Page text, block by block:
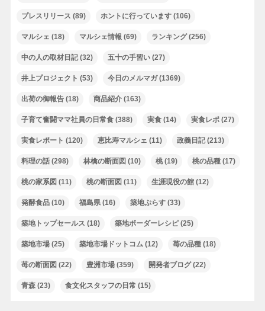
プレスリリース (89) ホントに行っています(106)
マルシェ (18) マルシェ情報 (69) ランキング(256)
中の人の取材日記(32) 五十の手習い(27)
井上プロジェクト (53) 今日のメルマガ(1369)
出荷の御報告(18) 商品紹介(163)
子育て奮闘ママ社員の日常食(388) 実食(14) 実食レポ(27)
実食レポート (120) 恵比寿マルシェ (11) 政義日記(213)
料理の話(298) 林檎の断面図 (10) 桃(19) 桃の品種(17)
桃の家系図 (11) 桃の断面図 (11) 生涯現役の館(12)
発酵食品(10) 福島県(16) 築地ぷらす(33)
築地トップセールス (18) 築地ボーダーレシピ(25)
築地市場(25) 築地市場ドットコム(12) 苺の品種(18)
苺の断面図 (22) 豊洲市場(359) 開発者ブログ(22)
青森(23) 食文化スタッフの日常 (15)